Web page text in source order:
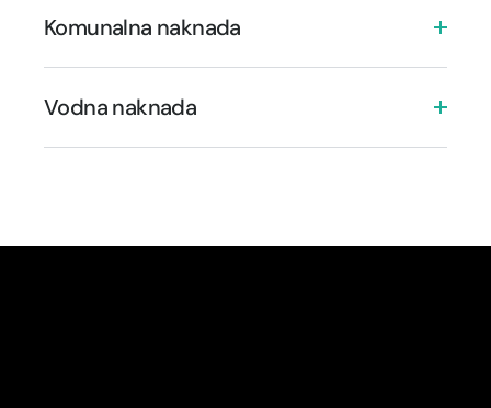
Komunalna naknada
Vodna naknada